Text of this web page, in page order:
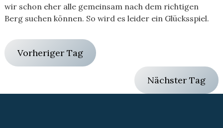
wir schon eher alle gemeinsam nach dem richtigen
Berg suchen können. So wird es leider ein Glücksspiel.
Vorheriger Tag
Nächster Tag